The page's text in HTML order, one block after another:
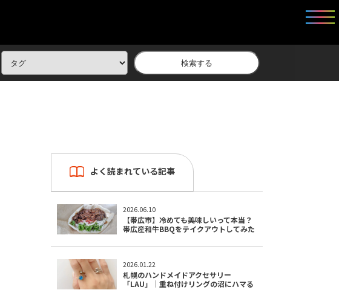
検索する
よく読まれている記事
2026.06.10
【帯広市】冷めても美味しいって本当？
帯広産和牛BBQをテイクアウトしてみた
2026.01.22
札幌のハンドメイドアクセサリー
「LAU」｜重ね付けリングの沼にハマる